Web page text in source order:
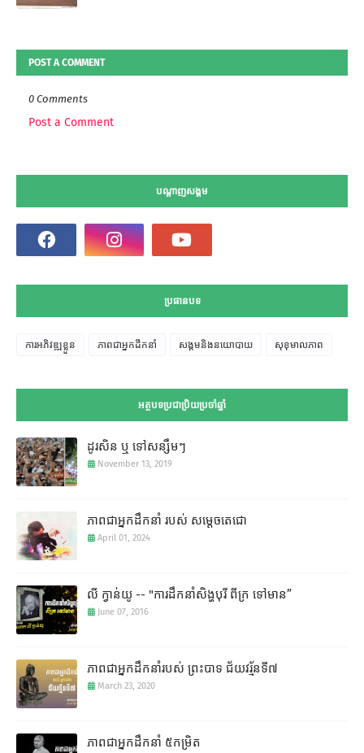
POST A COMMENT
0 Comments
Post a Comment
បណ្តាញសង្គម
ប្រធានបទ
ការអភិវឌ្ឍខ្លួន ភាពជាអ្នកដឹកនាំ សង្គមនិងនយោបាយ សុខុមាលភាព
អត្ថបទប្រជាប្រិយប្រចាំឆ្នាំ
ដូរសិន ឬ ទៅសន្សឹមៗ
November 13, 2019
ភាពជាអ្នកដឹកនាំ របស់ សម្តេចតេជោ
April 01, 2024
លី ក្វាន់យូ -- "ការដឹកនាំសិង្ហបុរី ពីក្រ ទៅមាន”
June 07, 2016
ភាពជាអ្នកដឹកនាំរបស់ ព្រះបាទ ជ័យវរ្ម័នទី៧
March 23, 2020
ភាពជាអ្នកដឹកនាំ ៥កម្រិត